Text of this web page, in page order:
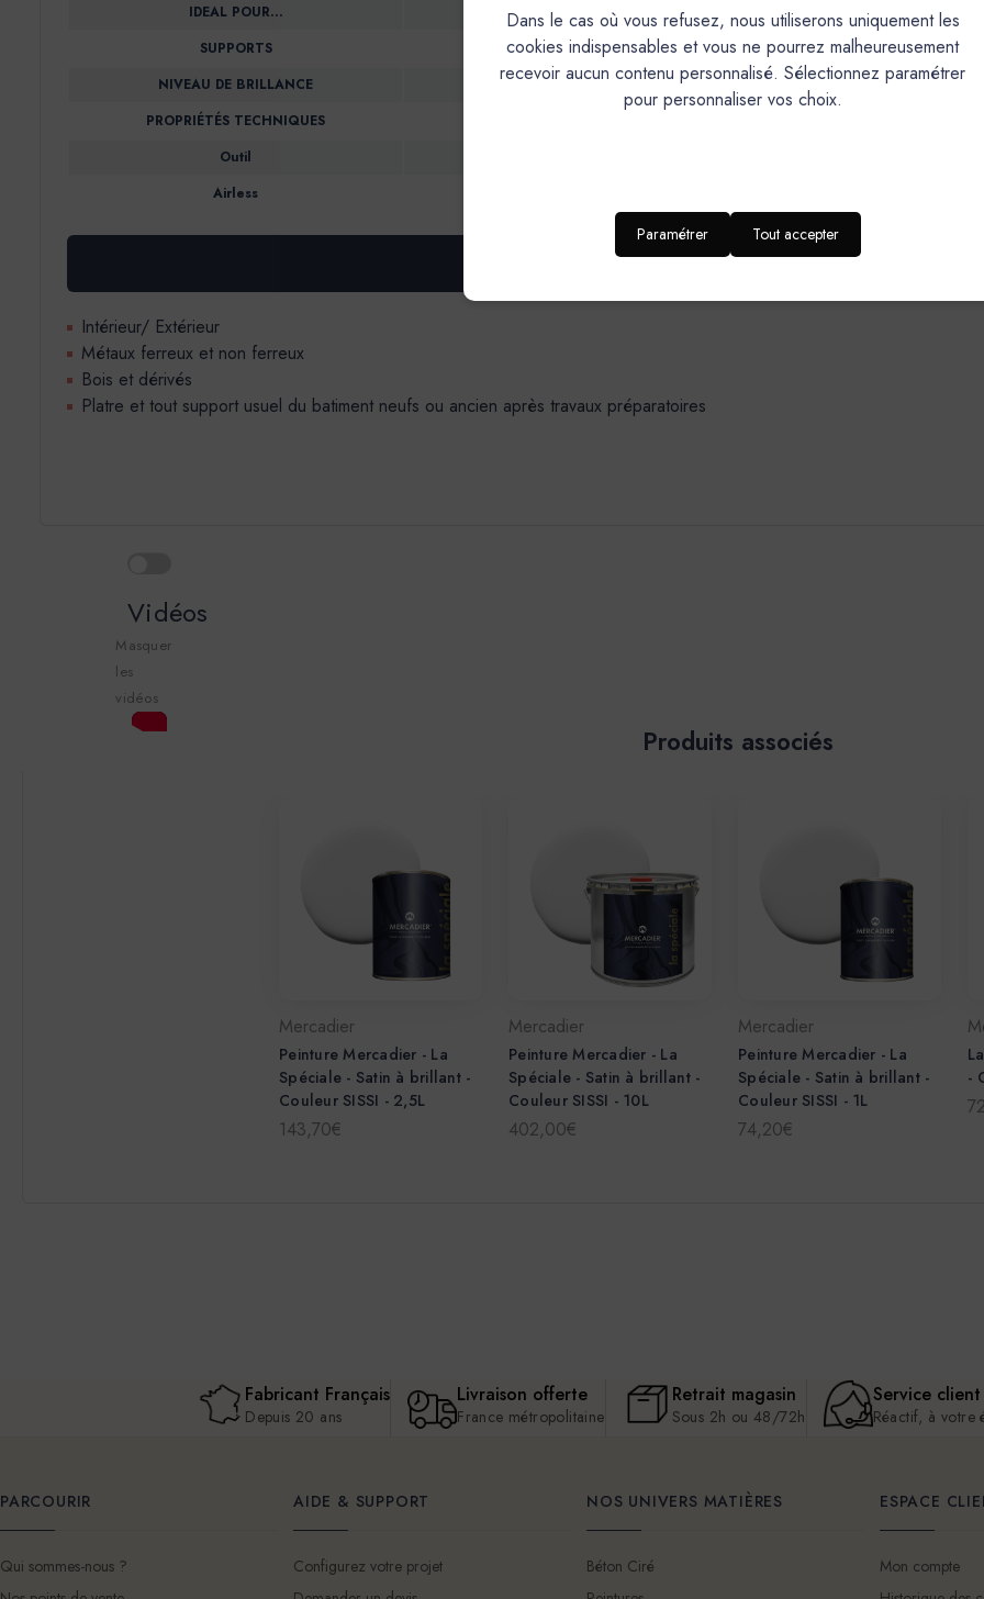
IDEAL POUR… Intérieur & Extérieur
SUPPORTS Bois & Métal
NIVEAU DE BRILLANCE Brillance ≤ (MAX) 85 (UB)
PROPRIÉTÉS TECHNIQUES
Outil
Airless Pression Airless : 100-130 bars - Embout :
DOMAINES D’APPLICATION-SUPPORTS
Intérieur/ Extérieur
Métaux ferreux et non ferreux
Bois et dérivés
Platre et tout support usuel du batiment neufs ou ancien après travaux préparatoires
Vidéos
Masquer
les
vidéos
Produits associés
Mercadier
Peinture Mercadier - La
Spéciale - Satin à brillant -
Couleur SISSI - 2,5L
143,70€
Mercadier
Peinture Mercadier - La
Spéciale - Satin à brillant -
Couleur SISSI - 10L
402,00€
Mercadier
Peinture Mercadier - La
Spéciale - Satin à brillant -
Couleur SISSI - 1L
74,20€
-
Fabricant Français
Depuis 20 ans
Livraison offerte
France métropolitaine
Retrait magasin
Sous 2h ou 48/72h
Service client
Réactif, à votre
PARCOURIR
Qui sommes-nous ?
AIDE & SUPPORT
Configurez votre projet
NOS UNIVERS MATIÈRES
Béton Ciré
ESPACE
Mon compte
Dans le cas où vous refusez, nous utiliserons uniquement les
cookies indispensables et vous ne pourrez malheureusement
recevoir aucun contenu personnalisé. Sélectionnez paramétrer
pour personnaliser vos choix.
Paramétrer Tout accepter